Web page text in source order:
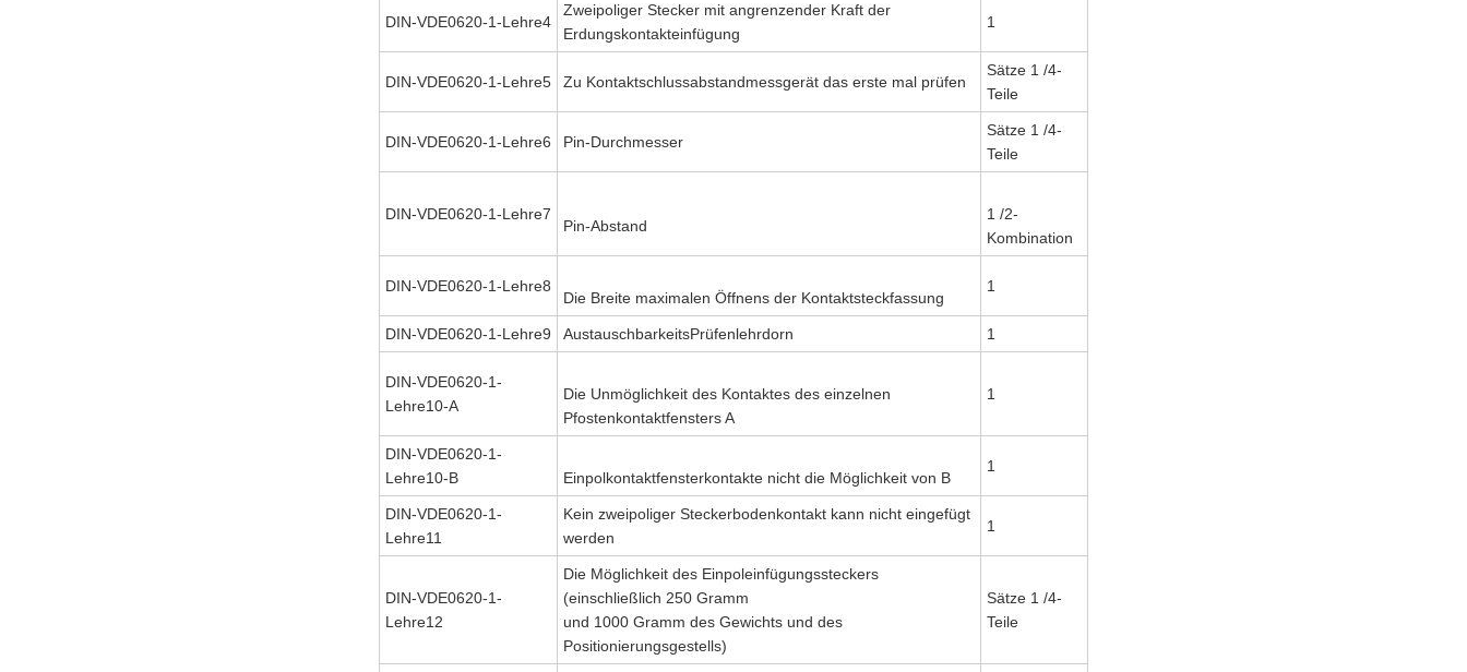
DIN-VDE0620-1-Lehre4
Zweipoliger Stecker mit angrenzender Kraft der
Erdungskontakteinfügung
1
DIN-VDE0620-1-Lehre5 Zu Kontaktschlussabstandmessgerät das erste mal prüfen
Sätze 1 /4-
Teile
DIN-VDE0620-1-Lehre6 Pin-Durchmesser
Sätze 1 /4-
Teile
DIN-VDE0620-1-Lehre7
Pin-Abstand
1 /2-
Kombination
DIN-VDE0620-1-Lehre8
Die Breite maximalen Öffnens der Kontaktsteckfassung
1
DIN-VDE0620-1-Lehre9 AustauschbarkeitsPrüfenlehrdorn 1
DIN-VDE0620-1-
Lehre10-A
Die Unmöglichkeit des Kontaktes des einzelnen
Pfostenkontaktfensters A
1
DIN-VDE0620-1-
Lehre10-B
Einpolkontaktfensterkontakte nicht die Möglichkeit von B
1
DIN-VDE0620-1-
Lehre11
Kein zweipoliger Steckerbodenkontakt kann nicht eingefügt
werden
1
DIN-VDE0620-1-
Lehre12
Die Möglichkeit des Einpoleinfügungssteckers
(einschließlich 250 Gramm
und 1000 Gramm des Gewichts und des
Positionierungsgestells)
Sätze 1 /4-
Teile